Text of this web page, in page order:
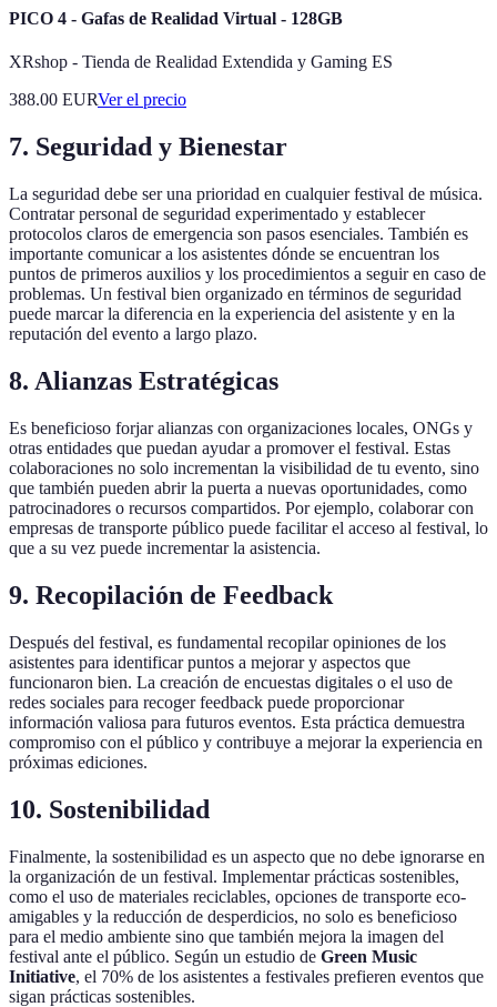
PICO 4 - Gafas de Realidad Virtual - 128GB
XRshop - Tienda de Realidad Extendida y Gaming ES
388.00 EURVer el precio
7. Seguridad y Bienestar
La seguridad debe ser una prioridad en cualquier festival de música.
Contratar personal de seguridad experimentado y establecer
protocolos claros de emergencia son pasos esenciales. También es
importante comunicar a los asistentes dónde se encuentran los
puntos de primeros auxilios y los procedimientos a seguir en caso de
problemas. Un festival bien organizado en términos de seguridad
puede marcar la diferencia en la experiencia del asistente y en la
reputación del evento a largo plazo.
8. Alianzas Estratégicas
Es beneficioso forjar alianzas con organizaciones locales, ONGs y
otras entidades que puedan ayudar a promover el festival. Estas
colaboraciones no solo incrementan la visibilidad de tu evento, sino
que también pueden abrir la puerta a nuevas oportunidades, como
patrocinadores o recursos compartidos. Por ejemplo, colaborar con
empresas de transporte público puede facilitar el acceso al festival, lo
que a su vez puede incrementar la asistencia.
9. Recopilación de Feedback
Después del festival, es fundamental recopilar opiniones de los
asistentes para identificar puntos a mejorar y aspectos que
funcionaron bien. La creación de encuestas digitales o el uso de
redes sociales para recoger feedback puede proporcionar
información valiosa para futuros eventos. Esta práctica demuestra
compromiso con el público y contribuye a mejorar la experiencia en
próximas ediciones.
10. Sostenibilidad
Finalmente, la sostenibilidad es un aspecto que no debe ignorarse en
la organización de un festival. Implementar prácticas sostenibles,
como el uso de materiales reciclables, opciones de transporte eco-
amigables y la reducción de desperdicios, no solo es beneficioso
para el medio ambiente sino que también mejora la imagen del
festival ante el público. Según un estudio de Green Music
Initiative, el 70% de los asistentes a festivales prefieren eventos que
sigan prácticas sostenibles.